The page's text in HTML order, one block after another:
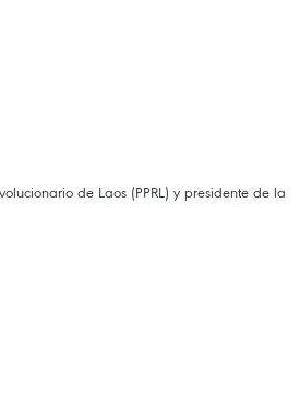
de Laos (PPRL) y presidente de la